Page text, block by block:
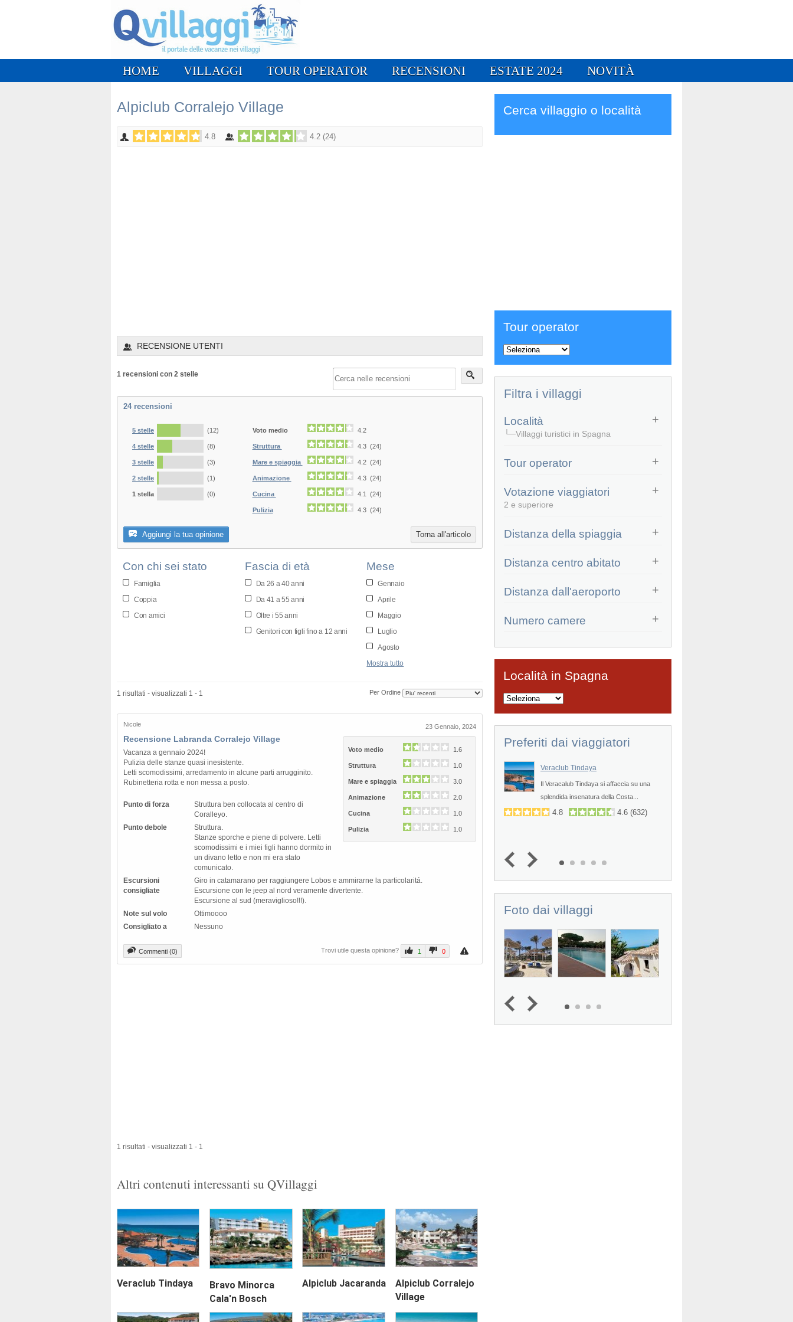
HOME VILLAGGI TOUR OPERATOR RECENSIONI ESTATE 2024 NOVITÀ
Alpiclub Corralejo Village
4.8 4.2 (24)
RECENSIONE UTENTI
1 recensioni con 2 stelle
24recensioni
5 stelle (12)
4 stelle (8)
3 stelle (3)
2 stelle (1)
1 stella (0)
Voto medio 4.2
Struttura 4.3 (24)
Mare e spiaggia 4.2 (24)
Animazione 4.3 (24)
Cucina 4.1 (24)
Pulizia 4.3 (24)
Aggiungi la tua opinione Torna all'articolo
Con chi sei stato
Famiglia
Coppia
Con amici
Fascia di età
Da 26 a 40 anni
Da 41 a 55 anni
Oltre i 55 anni
Genitori con figli fino a 12 anni
Mese
Gennaio
Aprile
Maggio
Luglio
Agosto
Mostra tutto
1 risultati - visualizzati 1 - 1 Per Ordine
23 Gennaio, 2024
Nicole
Voto medio 1.6
Struttura 1.0
Mare e spiaggia 3.0
Animazione 2.0
Cucina 1.0
Pulizia 1.0
Recensione Labranda Corralejo Village
Vacanza a gennaio 2024!
Pulizia delle stanze quasi inesistente.
Letti scomodissimi, arredamento in alcune parti arrugginito.
Rubinetteria rotta e non messa a posto.
Punto di forza
Struttura ben collocata al centro di
Coralleyo.
Punto debole
Struttura.
Stanze sporche e piene di polvere. Letti
scomodissimi e i miei figli hanno dormito in
un divano letto e non mi era stato
comunicato.
Escursioni
consigliate
Giro in catamarano per raggiungere Lobos e ammirarne la particolaritá.
Escursione con le jeep al nord veramente divertente.
Escursione al sud (meraviglioso!!!).
Note sul volo
Ottimoooo
Consigliato a
Nessuno
Commenti (0) Trovi utile questa opinione? 1 0
1 risultati - visualizzati 1 - 1
Altri contenuti interessanti su QVillaggi
Veraclub Tindaya
Bravo Minorca
Cala'n Bosch
Alpiclub Jacaranda
Alpiclub Corralejo
Village
Cerca villaggio o località
Tour operator
Filtra i villaggi
Località
└─Villaggi turistici in Spagna
Tour operator
Votazione viaggiatori
2 e superiore
Distanza della spiaggia
Distanza centro abitato
Distanza dall'aeroporto
Numero camere
Località in Spagna
Preferiti dai viaggiatori
Grand Palladium Palace Ibiza Resort
& Spa
Il Grand Palladium Palace Ibiza Resort &
Spa, situato in posizione...
4.6 4.3
Veraclub Tindaya
Il Veracalub Tindaya si affaccia su una
splendida insenatura della Costa...
4.8 4.6 (632)
Foto dai villaggi
Next